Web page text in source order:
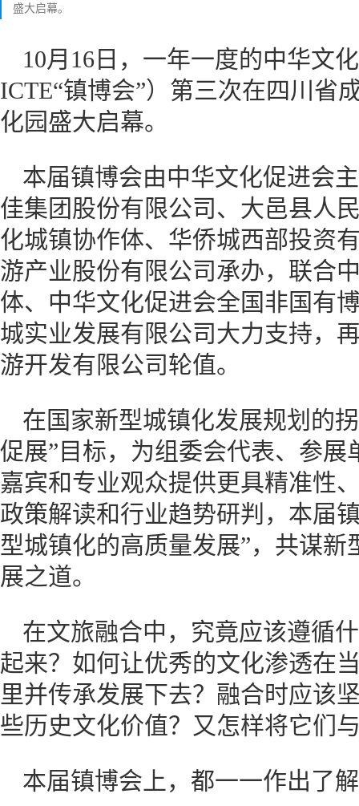
盛大启幕。
10月16日，一年一度的中华文
ICTE“镇博会”）第三次在四川省
化园盛大启幕。
本届镇博会由中华文化促进会
佳集团股份有限公司、大邑县人
化城镇协作体、华侨城西部投资
游产业股份有限公司承办，联合
体、中华文化促进会全国非国有
城实业发展有限公司大力支持，
游开发有限公司轮值。
在国家新型城镇化发展规划的
促展”目标，为组委会代表、参
嘉宾和专业观众提供更具精准性
政策解读和行业趋势研判，本届
型城镇化的高质量发展”，共谋
展之道。
在文旅融合中，究竟应该遵循
起来？如何让优秀的文化渗透在
里并传承发展下去？融合时应该
些历史文化价值？又怎样将它
本届镇博会上，都一一作出了